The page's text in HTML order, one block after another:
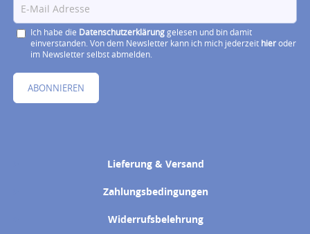
Ich habe die Datenschutzerklärunggelesen und bin damit
einverstanden. Von dem Newsletter kann ich mich jederzeit hieroder
im Newsletter selbst abmelden.
ABONNIEREN
Lieferung & Versand
Zahlungsbedingungen
Widerrufsbelehrung